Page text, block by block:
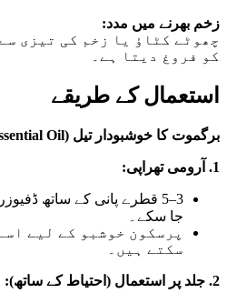
زخم بھرنے میں مدد:
چھوٹے کٹاؤ یا زخم کی تیزی
کو فروغ دیتا ہے۔
استعمال کے طریقے
برگموت کا خوشبودار تیل (Essential Oil)
1. آرومی تھراپی:
3–5 قطرے پانی کے ساتھ
جا سکے۔
پرسکون خوشبو کے لیے
سکتے ہیں۔
2. جلد پر استعمال (احتیاط کے ساتھ):